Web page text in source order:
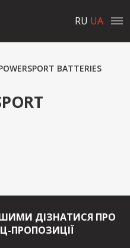
RU UA
BATTERIES
ДІЗНАТИСЯ ПРО
ПРОПОЗИЦІЇ